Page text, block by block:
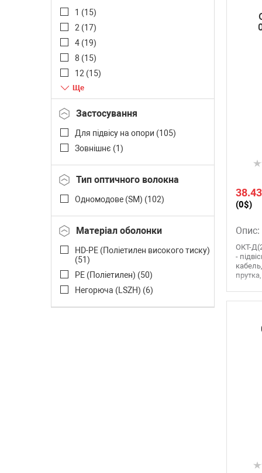
1 (15)
2 (17)
4 (19)
8 (15)
12 (15)
16 (
36 (1)
48 (2)
Застосування
Для підвісу на опори (105)
Зовнішнє (1)
Тип оптичного волокна
Одномодове (SM) (102)
Матеріал оболонки
HD-PE (Поліетилен високого тиску)
(51)
PE (Поліетилен) (50)
Негорюча (LSZH) (6)
(0$)
Опис:
ОКТ-
-